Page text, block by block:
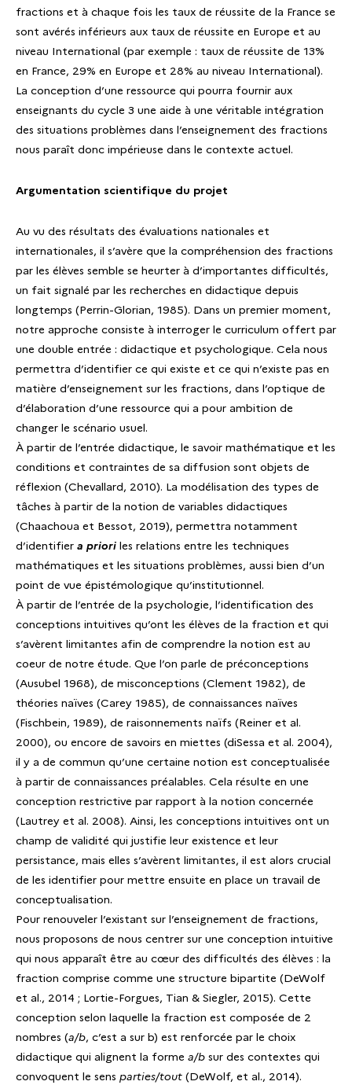
fractions et à chaque fois les taux de réussite de la France se
sont avérés inférieurs aux taux de réussite en Europe et au
niveau International (par exemple : taux de réussite de 13%
en France, 29% en Europe et 28% au niveau International).
La conception d’une ressource qui pourra fournir aux
enseignants du cycle 3 une aide à une véritable intégration
des situations problèmes dans l’enseignement des fractions
nous paraît donc impérieuse dans le contexte actuel.
Argumentation scientifique du projet
Au vu des résultats des évaluations nationales et
internationales, il s’avère que la compréhension des fractions
par les élèves semble se heurter à d’importantes difficultés,
un fait signalé par les recherches en didactique depuis
longtemps (Perrin-Glorian, 1985). Dans un premier moment,
notre approche consiste à interroger le curriculum offert par
une double entrée : didactique et psychologique. Cela nous
permettra d’identifier ce qui existe et ce qui n’existe pas en
matière d’enseignement sur les fractions, dans l’optique de
d’élaboration d’une ressource qui a pour ambition de
changer le scénario usuel.
À partir de l’entrée didactique, le savoir mathématique et les
conditions et contraintes de sa diffusion sont objets de
réflexion (Chevallard, 2010). La modélisation des types de
tâches à partir de la notion de variables didactiques
(Chaachoua et Bessot, 2019), permettra notamment
d’identifier a priori les relations entre les techniques
mathématiques et les situations problèmes, aussi bien d’un
point de vue épistémologique qu’institutionnel.
À partir de l’entrée de la psychologie, l’identification des
conceptions intuitives qu’ont les élèves de la fraction et qui
s’avèrent limitantes afin de comprendre la notion est au
coeur de notre étude. Que l’on parle de préconceptions
(Ausubel 1968), de misconceptions (Clement 1982), de
théories naïves (Carey 1985), de connaissances naïves
(Fischbein, 1989), de raisonnements naïfs (Reiner et al.
2000), ou encore de savoirs en miettes (diSessa et al. 2004),
il y a de commun qu’une certaine notion est conceptualisée
à partir de connaissances préalables. Cela résulte en une
conception restrictive par rapport à la notion concernée
(Lautrey et al. 2008). Ainsi, les conceptions intuitives ont un
champ de validité qui justifie leur existence et leur
persistance, mais elles s’avèrent limitantes, il est alors crucial
de les identifier pour mettre ensuite en place un travail de
conceptualisation.
Pour renouveler l’existant sur l’enseignement de fractions,
nous proposons de nous centrer sur une conception intuitive
qui nous apparaît être au cœur des difficultés des élèves : la
fraction comprise comme une structure bipartite (DeWolf
et al., 2014 ; Lortie-Forgues, Tian & Siegler, 2015). Cette
conception selon laquelle la fraction est composée de 2
nombres (a/b, c’est a sur b) est renforcée par le choix
didactique qui alignent la forme a/b sur des contextes qui
convoquent le sens parties/tout (DeWolf, et al., 2014).